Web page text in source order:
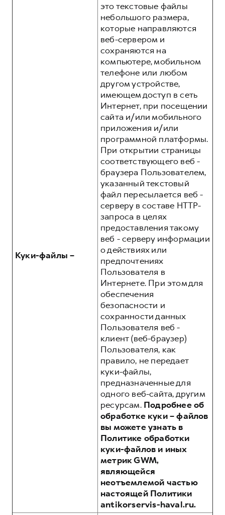
Куки-файлы –
это текстовые файлы
небольшого размера,
которые направляются
веб-сервером и
сохраняются на
компьютере, мобильном
телефоне или любом
другом устройстве,
имеющем доступ в сеть
Интернет, при посещении
сайта и/или мобильного
приложения и/или
программной платформы.
При открытии страницы
соответствующего веб -
браузера Пользователем,
указанный текстовый
файл пересылается веб -
серверу в составе HTTP-
запроса в целях
предоставления такому
веб - серверу информации
о действиях или
предпочтениях
Пользователя в
Интернете. При этом для
обеспечения
безопасности и
сохранности данных
Пользователя веб -
клиент (веб-браузер)
Пользователя, как
правило, не передает
куки-файлы,
предназначенные для
одного веб-сайта, другим
ресурсам. Подробнее об
обработке куки – файлов
вы можете узнать в
Политике обработки
куки-файлов и иных
метрик GWM,
являющейся
неотъемлемой частью
настоящей Политики
antikorservis-haval.ru.